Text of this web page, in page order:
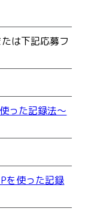
は下記応募フ
った記録法～
を使った記録